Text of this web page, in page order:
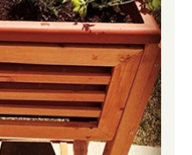
งเราเปลี่ยนไปตลอด
ลของชีวิตเรากําหนด
ราสําหรับฤดูร้อนไม่
สิ่งที่เราปลูกก็เปลี่ยน
สนใจในผักบางชนิด
ไป